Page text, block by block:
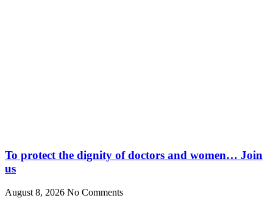
To protect the dignity of doctors and women… Join
us
August 8, 2026 No Comments